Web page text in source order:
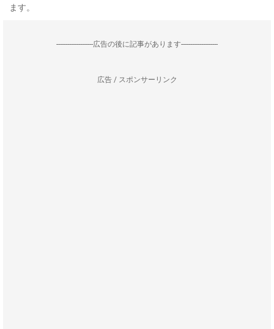
ます。
--------------------広告の後に記事があります--------------------
広告 / スポンサーリンク